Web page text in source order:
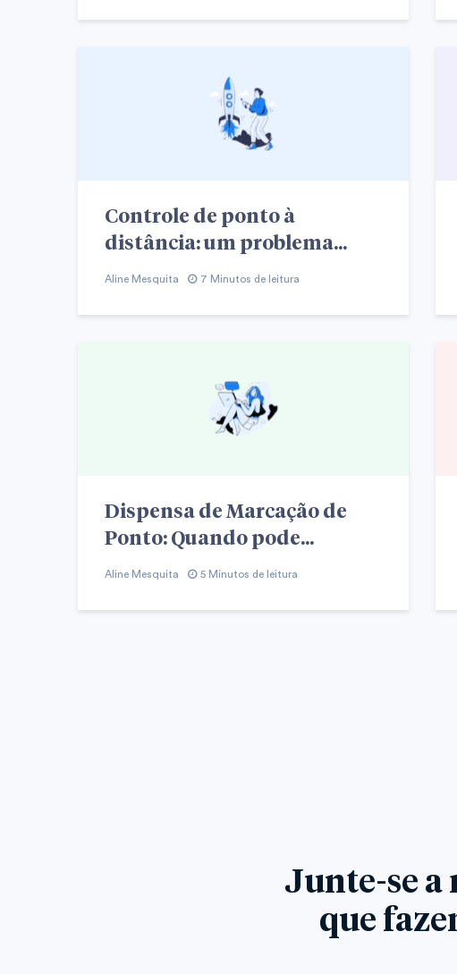
Controle de ponto à
distância: um problema...
Aline Mesquita 7 Minutos de leitura
Dispensa de Marcação de
Ponto: Quando pode...
Aline Mesquita 5 Minutos de leitura
Junte-se a
que